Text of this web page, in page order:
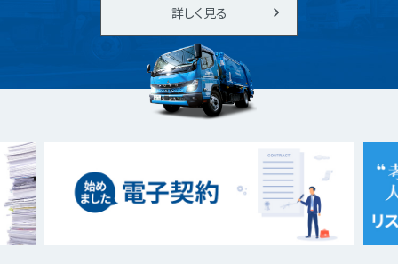
詳しく見る